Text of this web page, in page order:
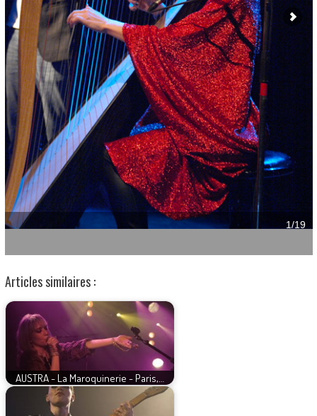
Articles similaires :
AUSTRA - La Maroquinerie - Paris,…